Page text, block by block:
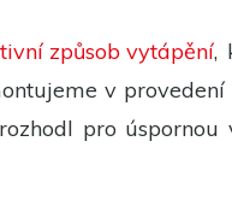
způsob vytápění,
v provedení
pro úspornou